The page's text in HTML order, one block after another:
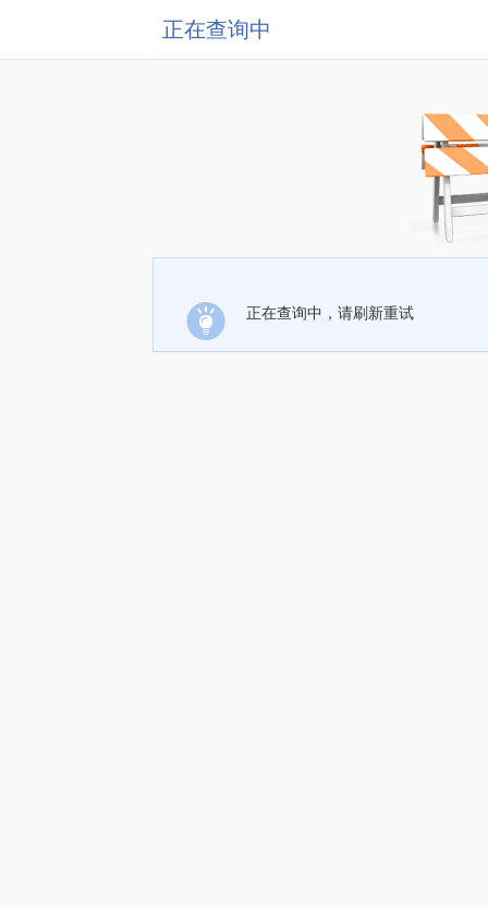
正在查询中
正在查询中，请刷新重试